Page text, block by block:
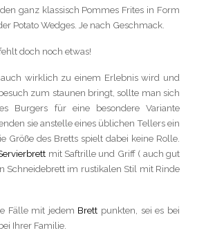
ganz klassisch Pommes Frites in Form
Potato Wedges. Je nach Geschmack.
doch noch etwas!
wirklich zu einem Erlebnis wird und
zum staunen bringt, sollte man sich
Burgers für eine besondere Variante
sie anstelle eines üblichen Tellers ein
Größe des Bretts spielt dabei keine Rolle.
mit Saftrille und Griff ( auch gut
Schneidebrett im rustikalen Stil mit Rinde
Fälle mit jedem Brett punkten, sei es bei
Ihrer Familie.